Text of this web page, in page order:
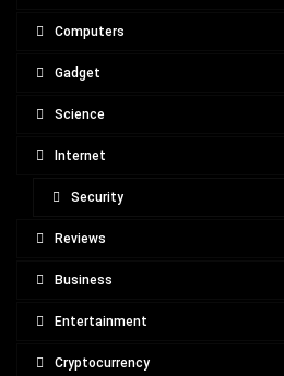
Computers
Gadget
Science
Internet
Security
Reviews
Business
Entertainment
Cryptocurrency